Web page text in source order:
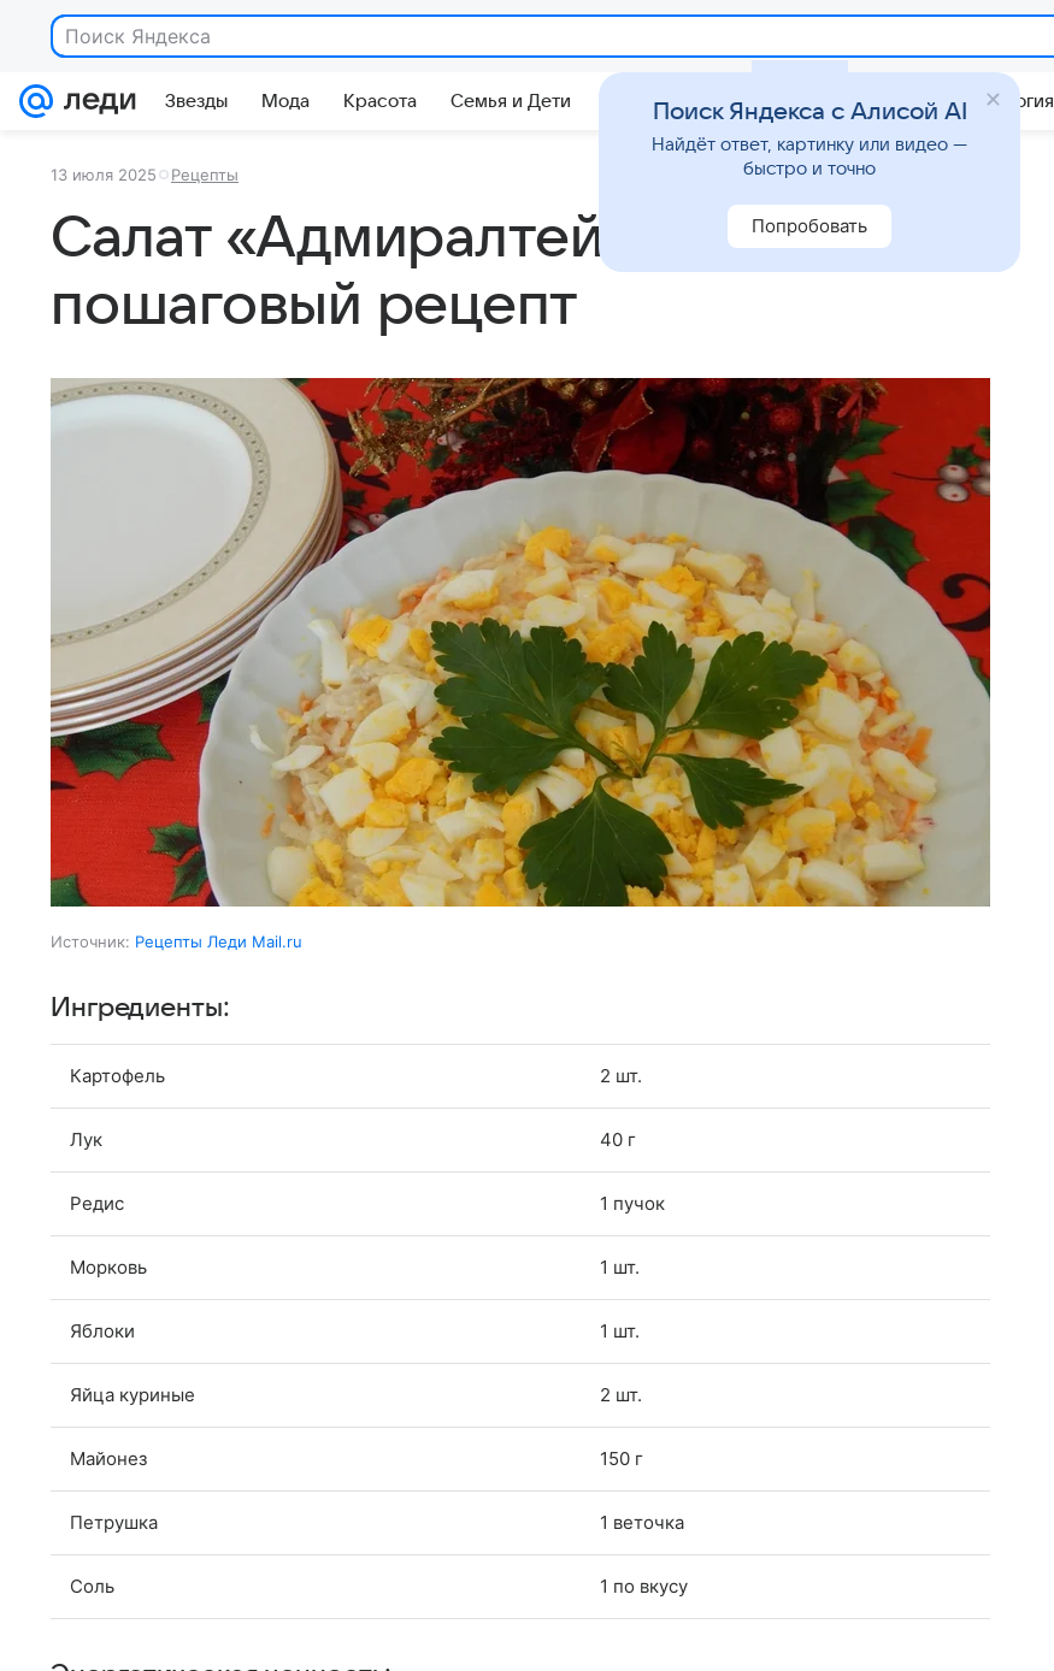
Поиск Яндекса
Звезды Мода Красота Семья и Дети Гороскопы Стиль жизни Психология
13 июля 2025 Рецепты
Салат «Адмиралтейский»:
пошаговый рецепт
Источник: Рецепты Леди Mail.ru
Ингредиенты:
Картофель 2 шт.
Лук 40 г
Редис 1 пучок
Морковь 1 шт.
Яблоки 1 шт.
Яйца куриные 2 шт.
Майонез 150 г
Петрушка 1 веточка
Соль 1 по вкусу
Поиск Яндекса с Алисой AI
Найдёт ответ, картинку или видео —
быстро и точно
Попробовать